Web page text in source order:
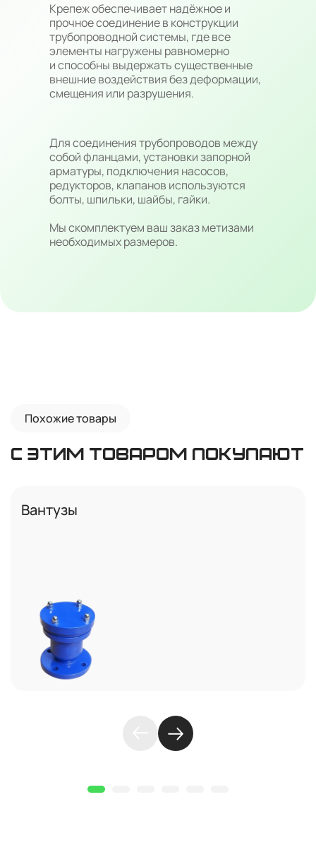
Крепеж обеспечивает надёжное и
прочное соединение в конструкции
трубопроводной системы, где все
элементы нагружены равномерно
и способны выдержать существенные
внешние воздействия без деформации,
смещения или разрушения.
Для соединения трубопроводов между
собой фланцами, установки запорной
арматуры, подключения насосов,
редукторов, клапанов используются
болты, шпильки, шайбы, гайки.
Мы скомплектуем ваш заказ метизами
необходимых размеров.
Похожие товары
С ЭТИМ ТОВАРОМ ПОКУПАЮТ
Вантузы